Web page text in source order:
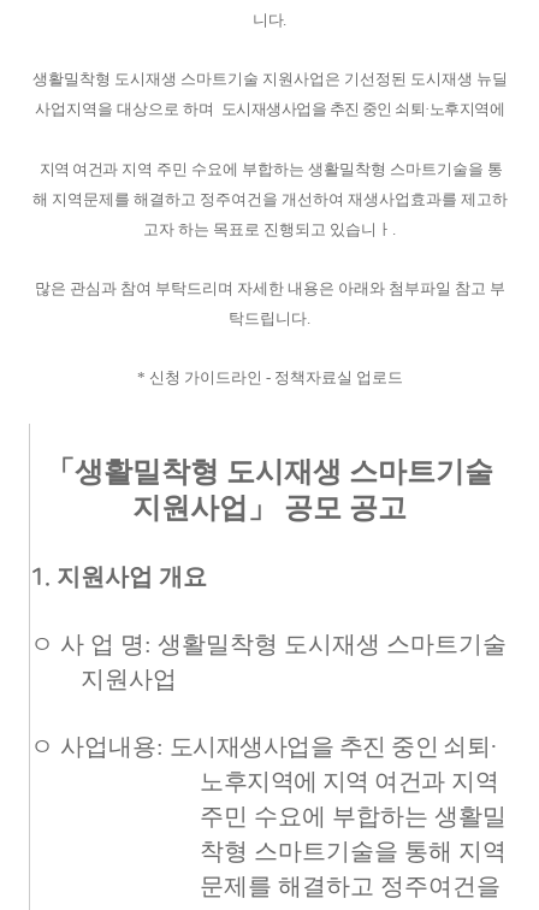
니다.
생활밀착형 도시재생 스마트기술 지원사업은 기선정된 도시재생 뉴딜
사업지역을 대상으로 하며
도시재생사업을 추진 중인 쇠퇴· 노후지역에
지역 여건과 지역 주민 수요에 부합하는 생활밀착형 스마트기술을 통
해 지역문제를 해결하고 정주여건을 개선하여 재생사업효과를 제고하
고자 하는 목표로 진행되고 있습니ㅏ.
많은 관심과 참여 부탁드리며 자세한 내용은 아래와 첨부파일 참고 부
탁드립니다.
* 신청 가이드라인 - 정책자료실 업로드
「생활밀착형 도시재생 스마트기술
지원사업 」 공모 공고
1. 지원사업 개요
ㅇ 사 업 명: 생활밀착형 도시재생 스마트기술
지원사업
ㅇ 사업내용: 도시재생사업을 추진 중인 쇠퇴 ·
노후지역에 지역 여건과 지역
주민 수요에 부합하는 생활밀
착형 스마트기술을 통해 지역
문제를 해결하고 정주여건을